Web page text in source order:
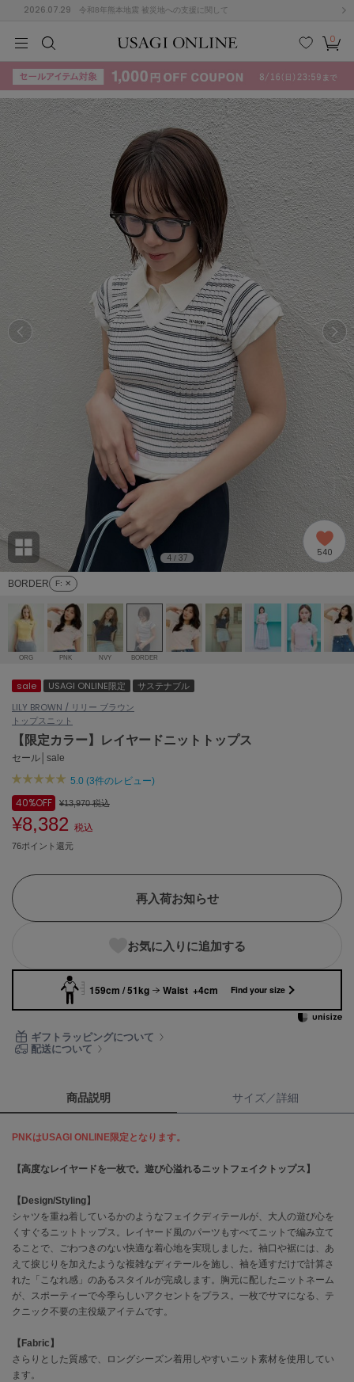
2026.07.29 令和8年熊本地震 被災地への支援に関して
検索
お気
に入
カー
ト
0
KIDSBABYBEAUTYLIFE STYLE
(715)
(3074)
ス/ドレス (1179)
(570)
ームウェア (535)
ョン雑貨 (865)
/ランジェリー (127)
ェア (121)
(124)
KIDSBABYBEAUTYLIFE STYLE
B C D E F G
I J K L M N
P Q R S T U
X Y Z
その
他
ACYM
アシーム
adidas by Stella McCartney
アディダス バイ ステラマッカートニー
ALLISON BROWN
amabro
Ame no chi Hare
アメノチハレ
AMOMMA
アモマ
ánuans
アニュアンス
ànuke
アンヌーク
ASICS
アシックス
Ballelite
バレリット
BANDOLIER
Barbour
バブアー
Calvin Klein
CELFORD
Clarks Premium
コードエー
COLE HAAN
コール ハーン
CONVERSE
DANSKIN
ダンスキン
BORDER F: ✕
4 / 37 540
ORG PNK NVY BORDER
sale USAGI ONLINE限定
サステナブル
LILY BROWN / リリー ブラウン
トップスニット
【限定カラー】レイヤードニットトップス
セール│sale
5.0 (3件のレビュー)
40%OFF ¥13,970税込
¥8,382 税込
76ポイント還元
再入荷お知らせ
お気に入りに追加する
159cm / 51kg Waist +4cm Find your size
ギフトラッピングについて
配送について
商品説明 サイズ／詳細
PNKはUSAGI ONLINE限定となります。
【高度なレイヤードを一枚で。遊び心溢れるニットフェイクトップス】
【Design/Styling】
シャツを重ね着しているかのようなフェイクディテールが、大人の遊び心を
くすぐるニットトップス。レイヤード風のパーツもすべてニットで編み立て
ることで、ごわつきのない快適な着心地を実現しました。袖口や裾には、あ
えて捩じりを加えたような複雑なディテールを施し、袖を通すだけで計算さ
れた「こなれ感」のあるスタイルが完成します。胸元に配したニットネーム
が、スポーティーで今季らしいアクセントをプラス。一枚でサマになる、テ
クニック不要の主役級アイテムです。
【Fabric】
さらりとした質感で、ロングシーズン着用しやすいニット素材を使用してい
ます。